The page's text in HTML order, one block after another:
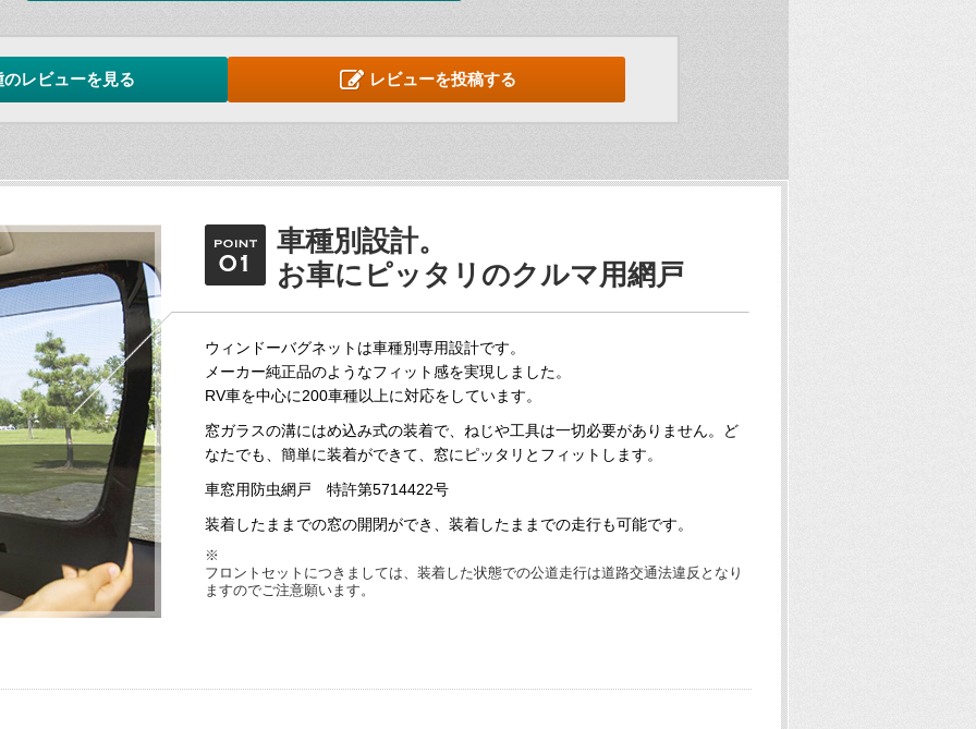
のレビューを見る レビューを投稿する
車種別設計。
お車にピッタリのクルマ用網戸
ウィンドーバグネットは車種別専用設計です。
メーカー純正品のようなフィット感を実現しました。
RV車を中心に200車種以上に対応をしています。
窓ガラスの溝にはめ込み式の装着で、ねじや工具は一切必要がありません。ど
なたでも、簡単に装着ができて、窓にピッタリとフィットします。
車窓用防虫網戸 特許第5714422号
装着したままでの窓の開閉ができ、装着したままでの走行も可能です。
※
フロントセットにつきましては、装着した状態での公道走行は道路交通法違反となり
ますのでご注意願います。